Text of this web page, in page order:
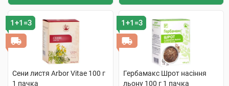
1+1=3
Сени листя Arbor Vitae 100 г
1 пачка
1+1=3
Гербамакс Шрот насіння
льону 100 г 1 пачка